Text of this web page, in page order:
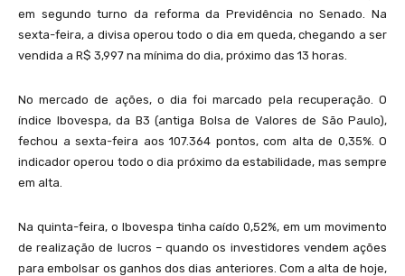
em segundo turno da reforma da Previdência no Senado. Na
sexta-feira, a divisa operou todo o dia em queda, chegando a ser
vendida a R$ 3,997 na mínima do dia, próximo das 13 horas.
No mercado de ações, o dia foi marcado pela recuperação. O
índice Ibovespa, da B3 (antiga Bolsa de Valores de São Paulo),
fechou a sexta-feira aos 107.364 pontos, com alta de 0,35%. O
indicador operou todo o dia próximo da estabilidade, mas sempre
em alta.
Na quinta-feira, o Ibovespa tinha caído 0,52%, em um movimento
de realização de lucros – quando os investidores vendem ações
para embolsar os ganhos dos dias anteriores. Com a alta de hoje,